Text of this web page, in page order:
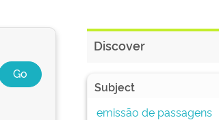
Discover
Subject
emissão de passagens